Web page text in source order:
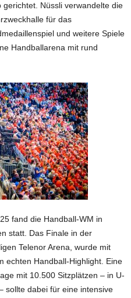
gerichtet. Nüssli verwandelte die
für das
und weitere Spiele
Handballarena mit rund
fand die Handball-WM in
statt. Das Finale in der
Telenor Arena, wurde mit
echten Handball-Highlight. Eine
mit 10.500 Sitzplätzen – in U-
sollte dabei für eine intensive